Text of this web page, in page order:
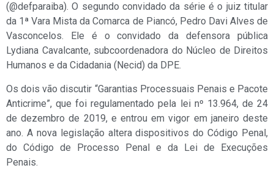
(@defparaiba). O segundo convidado da série é o juiz titular
da 1ª Vara Mista da Comarca de Piancó, Pedro Davi Alves de
Vasconcelos. Ele é o convidado da defensora pública
Lydiana Cavalcante, subcoordenadora do Núcleo de Direitos
Humanos e da Cidadania (Necid) da DPE.
Os dois vão discutir “Garantias Processuais Penais e Pacote
Anticrime”, que foi regulamentado pela lei nº 13.964, de 24
de dezembro de 2019, e entrou em vigor em janeiro deste
ano. A nova legislação altera dispositivos do Código Penal,
do Código de Processo Penal e da Lei de Execuções
Penais.